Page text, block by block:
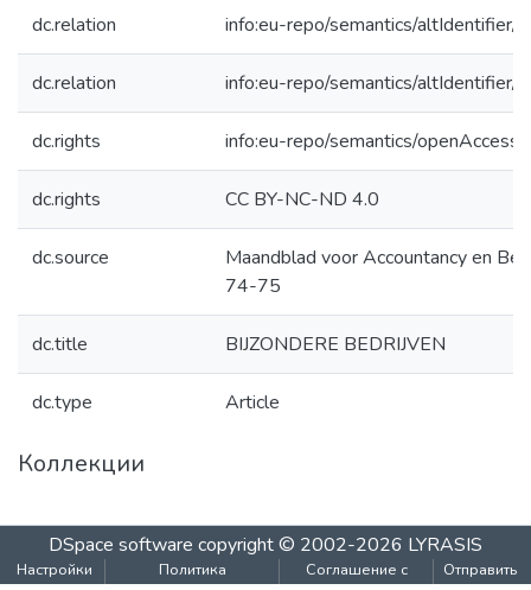
dc.relation info:eu-repo/semantics/
dc.relation info:eu-repo/semantics/
dc.rights info:eu-repo/semantics/openAccess
dc.rights CC BY-NC-ND 4.0
dc.source
Maandblad voor Accountancy en
74-75
dc.title BIJZONDERE BEDRIJVEN
dc.type Article
Коллекции
DSpace software copyright © 2002-2026 LYRASIS
Настройки
Политика
Соглашение с
Отправить